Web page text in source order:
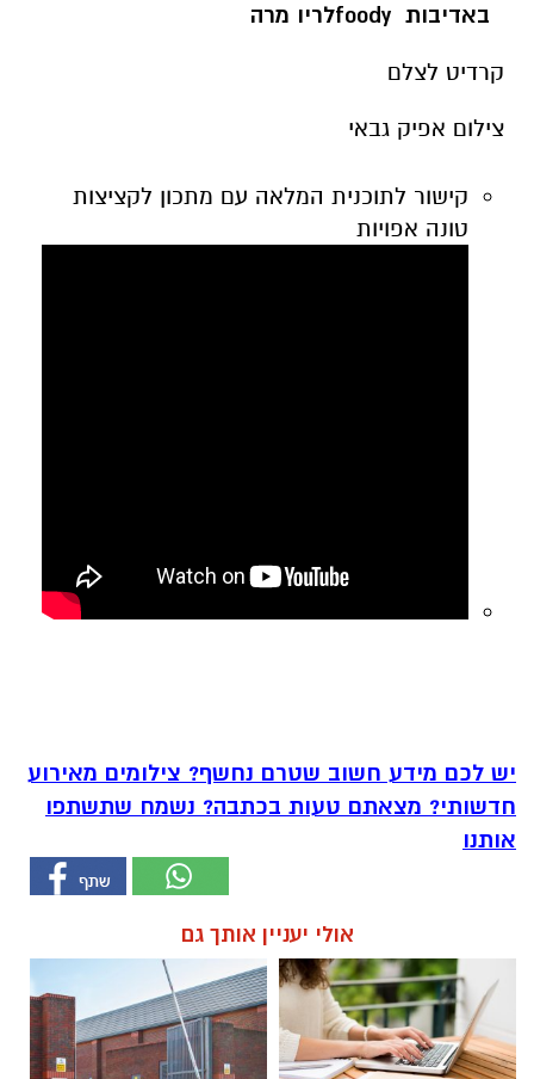
באדיבות foodyלריו מרה
קרדיט לצלם
צילום אפיק גבאי
קישור לתוכנית המלאה עם מתכון לקציצות
טונה אפויות
יש לכם מידע חשוב שטרם נחשף? צילומים מאירוע
חדשותי? מצאתם טעות בכתבה? נשמח שתשתפו
אותנו
אולי יעניין אותך גם